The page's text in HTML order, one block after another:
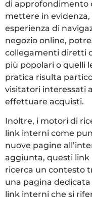
di approfondimento
mettere in
esperienza di
negozio online,
collegamenti diretti
più popolari o quelli
pratica risulta
visitatori interessati
effettuare acquisti.
Inoltre, i motori di
link interni come
nuove pagine
aggiunta, questi
ricerca un contesto
una pagina dedicata
link interni che si